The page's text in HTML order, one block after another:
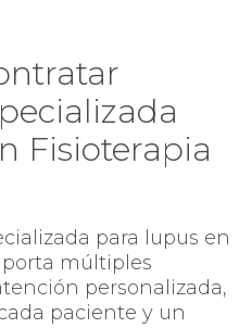
Fisioterapia
para lupus en
múltiples
personalizada,
paciente y un